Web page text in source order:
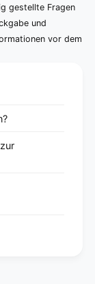
gestellte Fragen
und
vor dem